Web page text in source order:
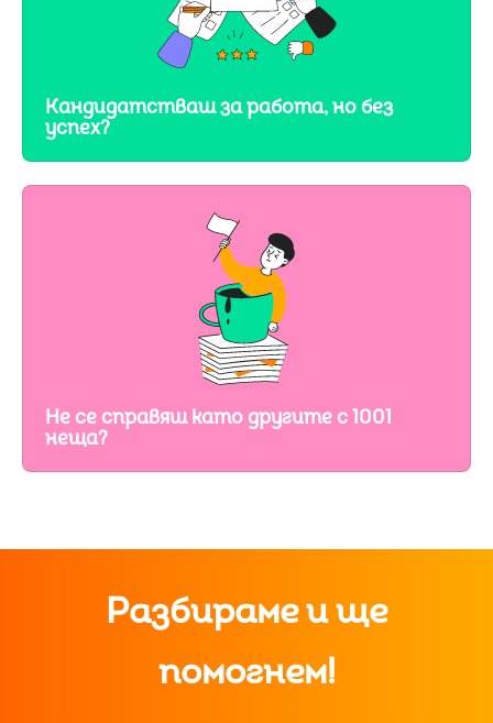
Кандидатстваш за работа, но без
успех?
Не се справяш като другите с 1001
неща?
Разбираме и ще
помогнем!